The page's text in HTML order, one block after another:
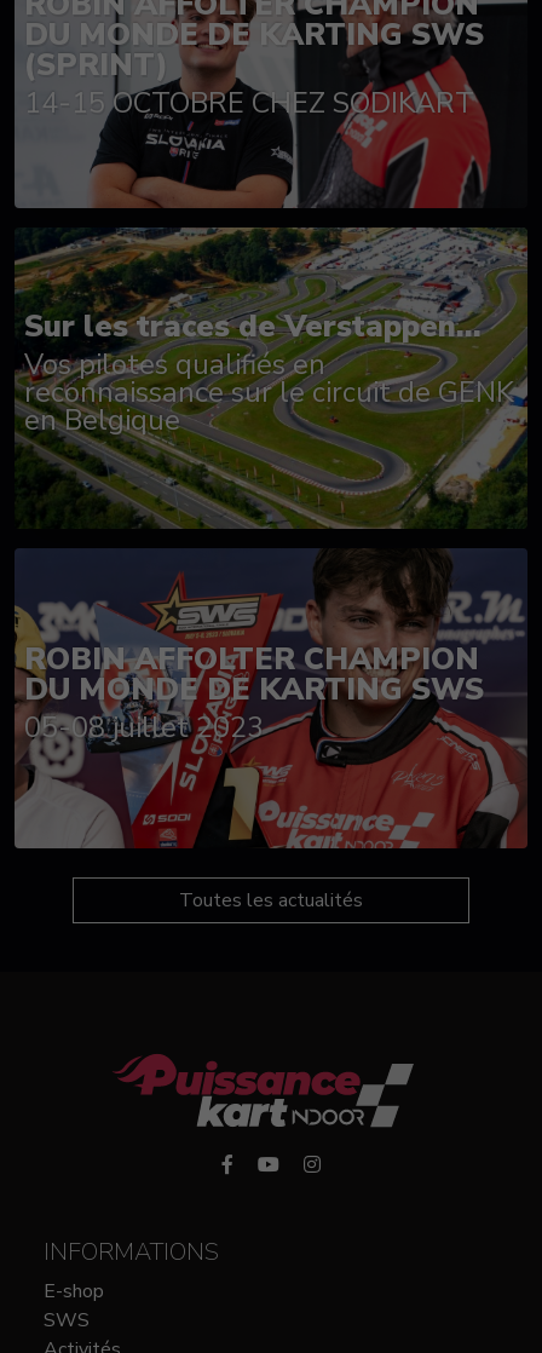
DU MONDE DE KARTING SWS
(SPRINT)
14-15 OCTOBRE CHEZ SODIKART
Sur les traces de Verstappen...
Vos pilotes qualifiés en
reconnaissance sur le circuit de GENK
en Belgique
ROBIN AFFOLTER CHAMPION
DU MONDE DE KARTING SWS
05-08 juillet 2023
Toutes les actualités
INFORMATIONS
E-shop
SWS